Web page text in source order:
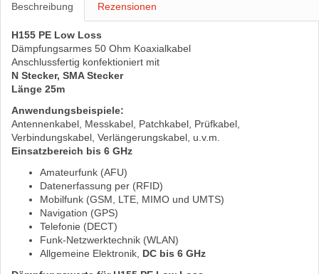
Beschreibung Rezensionen
H155 PE Low Loss
Dämpfungsarmes 50 Ohm Koaxialkabel
Anschlussfertig konfektioniert mit
N Stecker, SMA Stecker
Länge 25m
Anwendungsbeispiele:
Antennenkabel, Messkabel, Patchkabel, Prüfkabel,
Verbindungskabel, Verlängerungskabel, u.v.m.
Einsatzbereich bis 6 GHz
Amateurfunk (AFU)
Datenerfassung per (RFID)
Mobilfunk (GSM, LTE, MIMO und UMTS)
Navigation (GPS)
Telefonie (DECT)
Funk-Netzwerktechnik (WLAN)
Allgemeine Elektronik, DC bis 6 GHz